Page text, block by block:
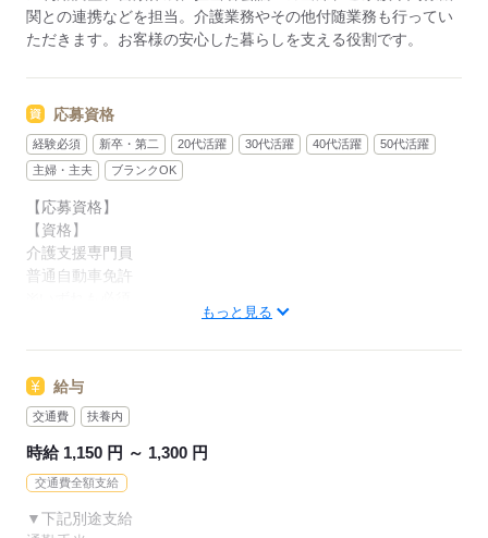
い、喜びはみんなで共有。人を思いやる文化が根付い
ており、「この仲間と働けて良かった」と思える環境
しています。
関との連携などを担当。介護業務やその他付随業務も行ってい
ただきます。お客様の安心した暮らしを支える役割です。
応募資格
経験必須 新卒・第二 20代活躍 30代活躍 40代活躍
50代活躍
主婦・主夫
ブランクOK
【応募資格】
【資格】
介護支援専門員
普通自動車免許
※業務上、車の運転をする機会があるため運転免許は必須で
す。
※主任介護支援専門員をお持ちの方も大歓迎です！
もっと見る
給与
交通費 扶養内
時給 1,150 円 ～ 1,300 円
交通費全額支給
▼下記別途支給